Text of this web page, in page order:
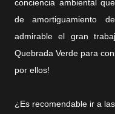
conciencia ambiental
de amortiguamiento
admirable el gran
Quebrada Verde para
por ellos!
¿Es recomendable ir a